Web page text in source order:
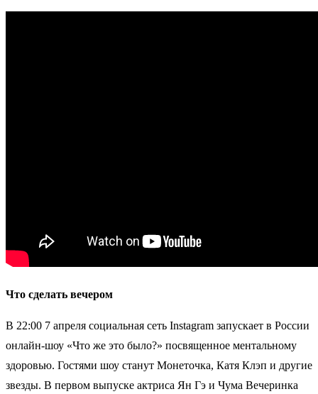
Что сделать вечером
В 22:00 7 апреля социальная сеть Instagram запускает в России
онлайн-шоу «Что же это было?» посвященное ментальному
здоровью. Гостями шоу станут Монеточка, Катя Клэп и другие
звезды. В первом выпуске актриса Ян Гэ и Чума Вечеринка